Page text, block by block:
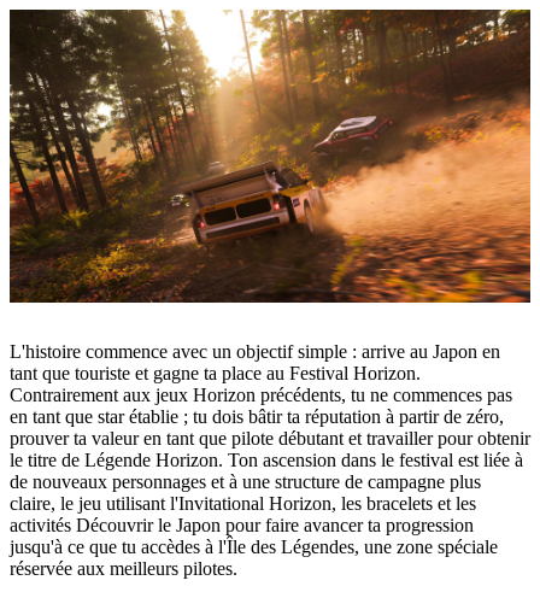
L'histoire commence avec un objectif simple : arrive au Japon en
tant que touriste et gagne ta place au Festival Horizon.
Contrairement aux jeux Horizon précédents, tu ne commences pas
en tant que star établie ; tu dois bâtir ta réputation à partir de zéro,
prouver ta valeur en tant que pilote débutant et travailler pour obtenir
le titre de Légende Horizon. Ton ascension dans le festival est liée à
de nouveaux personnages et à une structure de campagne plus
claire, le jeu utilisant l'Invitational Horizon, les bracelets et les
activités Découvrir le Japon pour faire avancer ta progression
jusqu'à ce que tu accèdes à l'Île des Légendes, une zone spéciale
réservée aux meilleurs pilotes.